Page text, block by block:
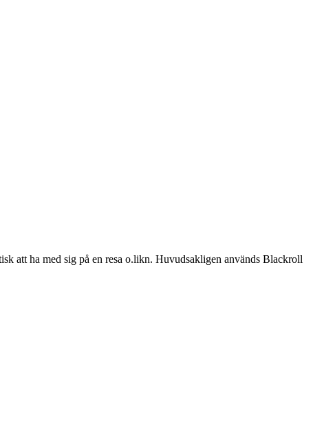
att ha med sig på en resa o.likn. Huvudsakligen används Blackroll